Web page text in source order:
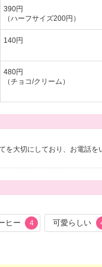
390円
（ハーフサイズ200円）
140円
480円
（チョコ/クリーム）
大切にしており、お電話を
ヒー 4 可愛らしい